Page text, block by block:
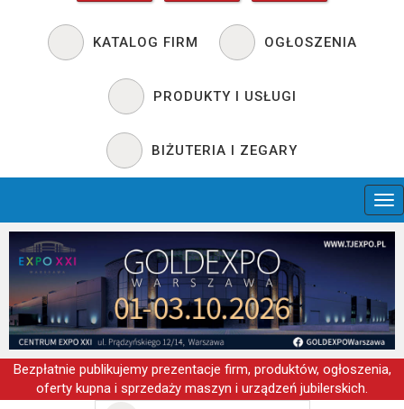
KATALOG FIRM OGŁOSZENIA
PRODUKTY I USŁUGI
BIŻUTERIA I ZEGARY
Bezpłatnie publikujemy prezentacje firm, produktów, ogłoszenia,
oferty kupna i sprzedaży maszyn i urządzeń jubilerskich.